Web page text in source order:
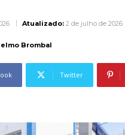
Atualizado: 2 de julho de 2026
Brombal
Twitter